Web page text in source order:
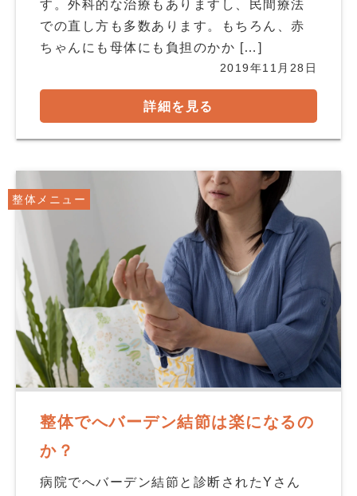
す。外科的な治療もありますし、民間療法
での直し方も多数あります。もちろん、赤
ちゃんにも母体にも負担のかか […]
2019年11月28日
詳細を見る
整体でへバーデン結節は楽になるの
か？
病院でへバーデン結節と診断されたYさん
整体メニュー